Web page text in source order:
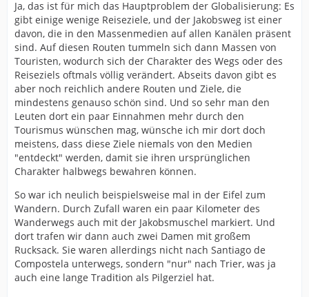
Ja, das ist für mich das Hauptproblem der Globalisierung: Es
gibt einige wenige Reiseziele, und der Jakobsweg ist einer
davon, die in den Massenmedien auf allen Kanälen präsent
sind. Auf diesen Routen tummeln sich dann Massen von
Touristen, wodurch sich der Charakter des Wegs oder des
Reiseziels oftmals völlig verändert. Abseits davon gibt es
aber noch reichlich andere Routen und Ziele, die
mindestens genauso schön sind. Und so sehr man den
Leuten dort ein paar Einnahmen mehr durch den
Tourismus wünschen mag, wünsche ich mir dort doch
meistens, dass diese Ziele niemals von den Medien
"entdeckt" werden, damit sie ihren ursprünglichen
Charakter halbwegs bewahren können.
So war ich neulich beispielsweise mal in der Eifel zum
Wandern. Durch Zufall waren ein paar Kilometer des
Wanderwegs auch mit der Jakobsmuschel markiert. Und
dort trafen wir dann auch zwei Damen mit großem
Rucksack. Sie waren allerdings nicht nach Santiago de
Compostela unterwegs, sondern "nur" nach Trier, was ja
auch eine lange Tradition als Pilgerziel hat.